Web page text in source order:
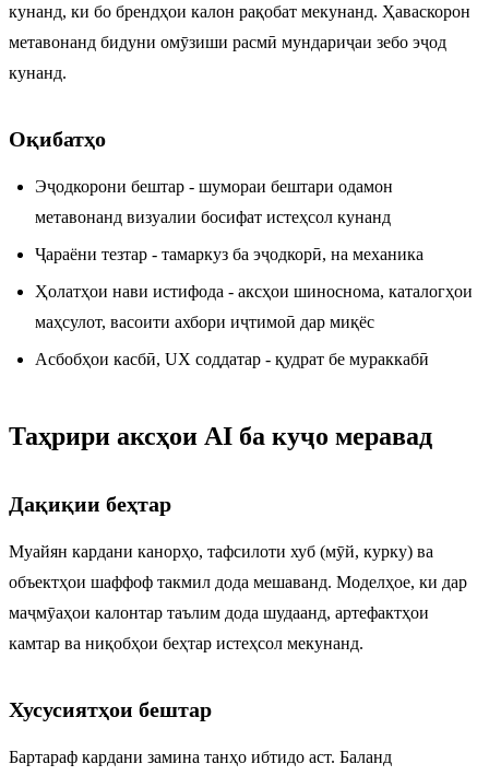
кунанд, ки бо брендҳои калон рақобат мекунанд. Ҳаваскорон
метавонанд бидуни омӯзиши расмӣ мундариҷаи зебо эҷод
кунанд.
Оқибатҳо
Эҷодкорони бештар - шумораи бештари одамон
метавонанд визуалии босифат истеҳсол кунанд
Ҷараёни тезтар - тамаркуз ба эҷодкорӣ, на механика
Ҳолатҳои нави истифода - аксҳои шиноснома, каталогҳои
маҳсулот, васоити ахбори иҷтимоӣ дар миқёс
Асбобҳои касбӣ, UX соддатар - қудрат бе мураккабӣ
Таҳрири аксҳои AI ба куҷо меравад
Дақиқии беҳтар
Муайян кардани канорҳо, тафсилоти хуб (мӯй, курку) ва
объектҳои шаффоф такмил дода мешаванд. Моделҳое, ки дар
маҷмӯаҳои калонтар таълим дода шудаанд, артефактҳои
камтар ва ниқобҳои беҳтар истеҳсол мекунанд.
Хусусиятҳои бештар
Бартараф кардани замина танҳо ибтидо аст. Баланд